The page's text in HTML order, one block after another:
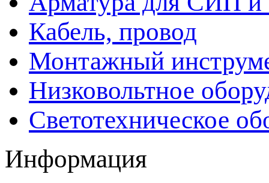
Кабель, провод
Монтажный
Низковольтное
Светотехническое
Информация